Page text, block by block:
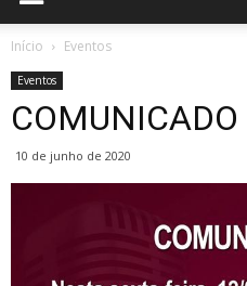
Início Eventos
Eventos
COMUNICADO
10 de junho de 2020